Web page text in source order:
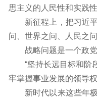
思主义的人民性和实践
新征程上，把习近
问、世界之问、人民之
战略问题是一个政
“坚持长远目标和阶
牢掌握事业发展的领导
新时代以来这些年